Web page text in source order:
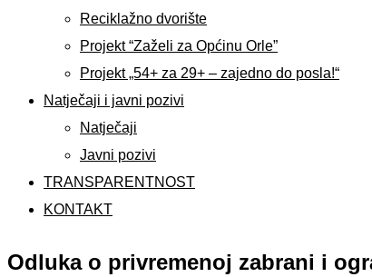
Reciklažno dvorište
Projekt “Zaželi za Općinu Orle”
Projekt „54+ za 29+ – zajedno do posla!“
Natječaji i javni pozivi
Natječaji
Javni pozivi
TRANSPARENTNOST
KONTAKT
Odluka o privremenoj zabrani i